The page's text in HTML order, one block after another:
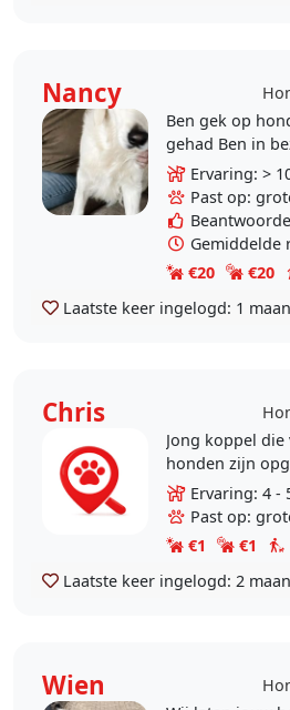
Nancy
Ben gek op
gehad Ben in
dus ben flexibel.
huis oppassen
wandeling
Ervaring: >
Past op:
Gemiddelde
€20
€20
Laatste keer ingelogd: 1
Chris
Jong koppel
honden zijn
een goed stuk
wandelen en er
willen graag zelf
Ervaring: 4 -
Past op:
€1
€1
Laatste keer ingelogd: 2
Wien